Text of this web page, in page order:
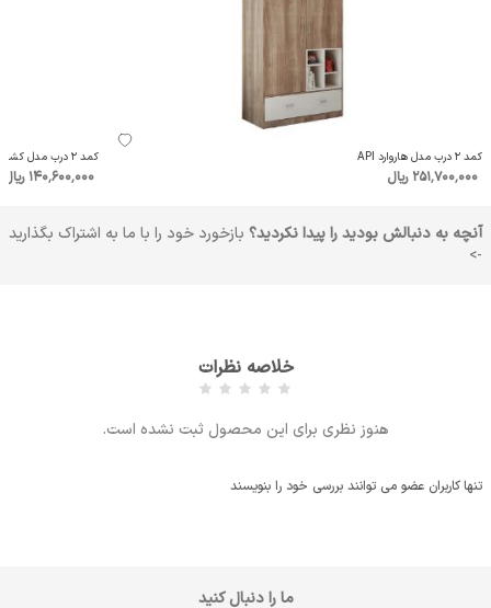
کمد 2 درب مدل هاروارد API
251٬700٬000 ریال
کمد 2 درب مدل کشتی API
140٬600٬000 ریال
آنچه به دنبالش بودید را پیدا نکردید؟ بازخورد خود را با ما به اشتراک بگذارید
->
خلاصه نظرات
هنوز نظری برای این محصول ثبت نشده است.
تنها کاربران عضو می توانند بررسی خود را بنویسند
ما را دنبال کنید